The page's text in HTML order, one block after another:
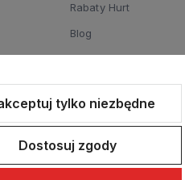
Rabaty Hurt
Blog
tylko niezbędne
Dostosuj zgody